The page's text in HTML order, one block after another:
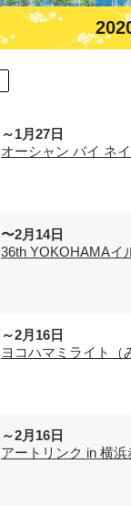
～1月27日
オーシャン バイ ネ
〜2月14日
36th YOKOHAMAイ
～2月16日
ヨコハマミライト（
～2月16日
アートリンク in 横浜